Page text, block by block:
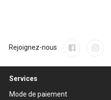
Rejoignez-nous
Services
Mode de paiement